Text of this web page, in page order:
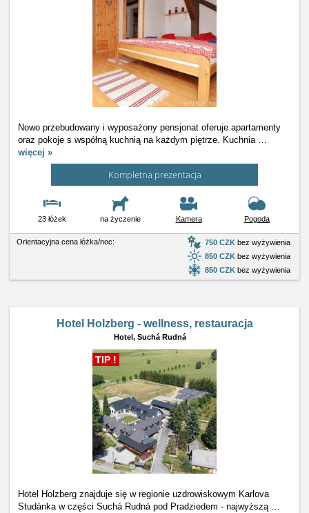
Nowo przebudowany i wyposażony pensjonat oferuje apartamenty
oraz pokoje s współną kuchnią na każdym piętrze. Kuchnia …
więcej »
Kompletna prezentacja
23 łóżek na życzenie Kamera Pogoda
Orientacyjna cena łóżka/noc: 750 CZK bez wyżywienia
850 CZK bez wyżywienia
850 CZK bez wyżywienia
Hotel Holzberg - wellness, restauracja
Hotel, Suchá Rudná
TIP !
Hotel Holzberg znajduje się w regionie uzdrowiskowym Karlova
Studánka w części Suchá Rudná pod Pradziedem - najwyższą …